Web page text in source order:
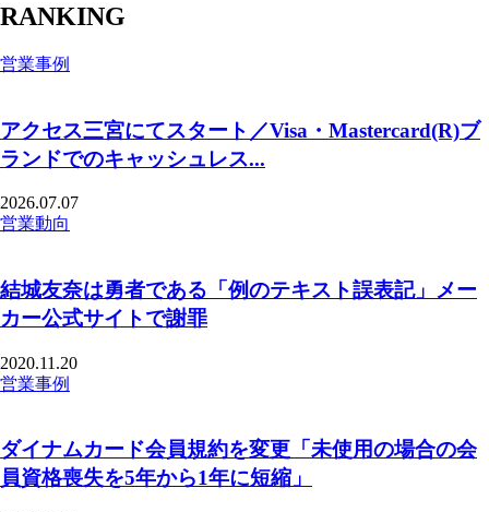
RANKING
営業事例
アクセス三宮にてスタート／Visa・Mastercard(R)ブ
ランドでのキャッシュレス...
2026.07.07
営業動向
結城友奈は勇者である「例のテキスト誤表記」メー
カー公式サイトで謝罪
2020.11.20
営業事例
ダイナムカード会員規約を変更「未使用の場合の会
員資格喪失を5年から1年に短縮」